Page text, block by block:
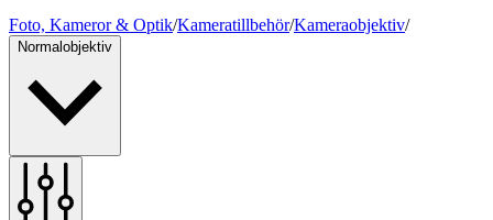
Foto, Kameror & Optik/Kameratillbehör/Kameraobjektiv/
Normalobjektiv